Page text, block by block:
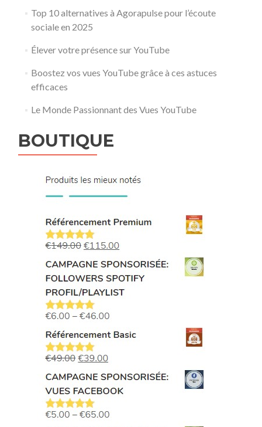
Top 10 alternatives à Agorapulse pour l’écoute
sociale en 2025
Élever votre présence sur YouTube
Boostez vos vues YouTube grâce à ces astuces
efficaces
Le Monde Passionnant des Vues YouTube
BOUTIQUE